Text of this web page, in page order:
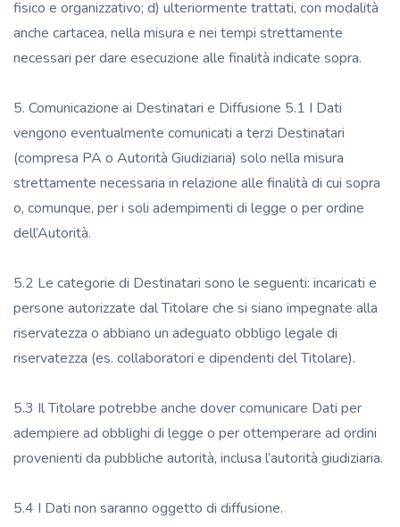
fisico e organizzativo; d) ulteriormente trattati, con modalità
anche cartacea, nella misura e nei tempi strettamente
necessari per dare esecuzione alle finalità indicate sopra.
5. Comunicazione ai Destinatari e Diffusione 5.1 I Dati
vengono eventualmente comunicati a terzi Destinatari
(compresa PA o Autorità Giudiziaria) solo nella misura
strettamente necessaria in relazione alle finalità di cui sopra
o, comunque, per i soli adempimenti di legge o per ordine
dell’Autorità.
5.2 Le categorie di Destinatari sono le seguenti: incaricati e
persone autorizzate dal Titolare che si siano impegnate alla
riservatezza o abbiano un adeguato obbligo legale di
riservatezza (es. collaboratori e dipendenti del Titolare).
5.3 Il Titolare potrebbe anche dover comunicare Dati per
adempiere ad obblighi di legge o per ottemperare ad ordini
provenienti da pubbliche autorità, inclusa l’autorità giudiziaria.
5.4 I Dati non saranno oggetto di diffusione.